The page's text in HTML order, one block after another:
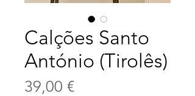
Calções Santo
António (Tirolês)
39,00 €Precio